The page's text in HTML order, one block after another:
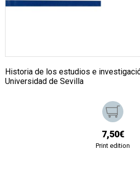
Historia de los estudios e
Universidad de Sevilla
7,50€
Print edition